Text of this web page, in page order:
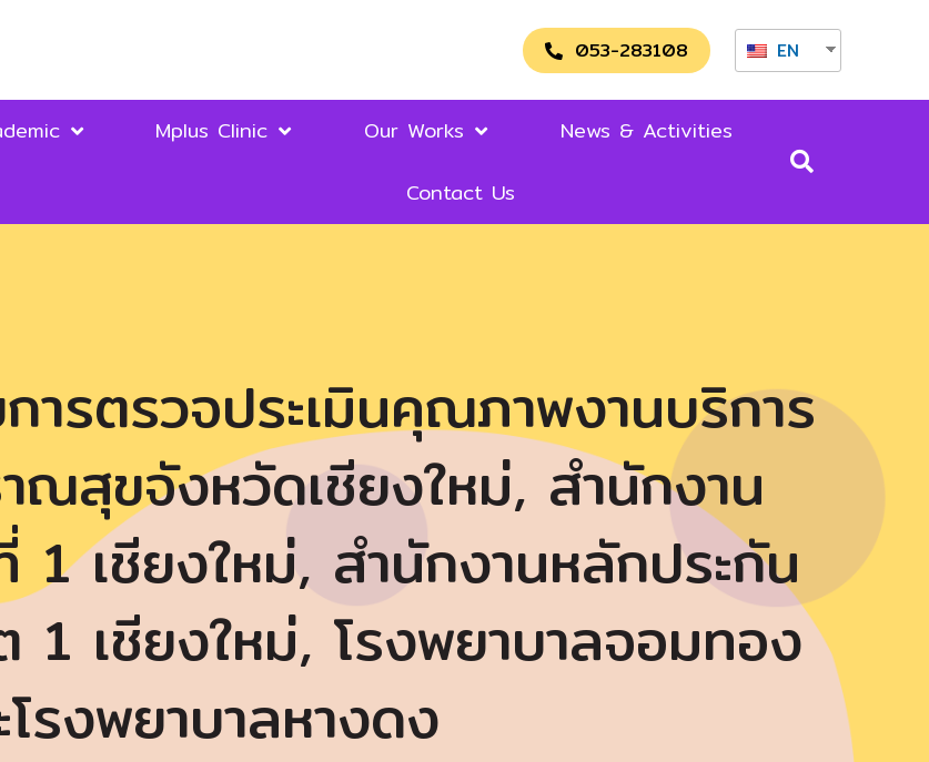
053-283108 EN
Mplus Clinic Our Works
News & Activities
Contact Us
รตรวจประเมินคุณภาพงานบริการ
ณสุขจังหวัดเชียงใหม่, สำนักงาน
เชียงใหม่, สำนักงานหลักประกัน
1 เชียงใหม่, โรงพยาบาลจอมทอง
โรงพยาบาลหางดง